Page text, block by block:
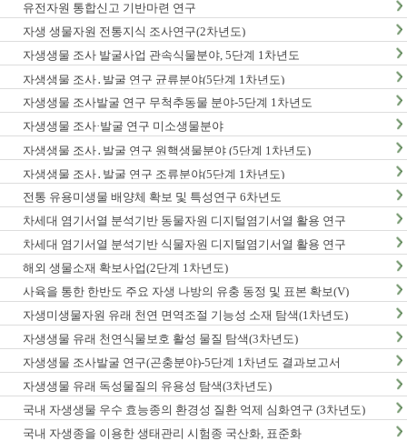
유전자원 통합신고 기반마련 연구
자생 생물자원 전통지식 조사연구(2차년도)
자생생물 조사 발굴사업 관속식물분야, 5단계 1차년도
자생생물 조사․발굴 연구 균류분야(5단계 1차년도)
자생생물 조사발굴 연구 무척추동물 분야-5단계 1차년도
자생생물 조사·발굴 연구 미소생물분야
자생생물 조사․발굴 연구 원핵생물분야 (5단계 1차년도)
자생생물 조사․발굴 연구 조류분야(5단계 1차년도)
전통 유용미생물 배양체 확보 및 특성연구 6차년도
차세대 염기서열 분석기반 동물자원 디지털염기서열 활용 연구
차세대 염기서열 분석기반 식물자원 디지털염기서열 활용 연구
해외 생물소재 확보사업(2단계 1차년도)
사육을 통한 한반도 주요 자생 나방의 유충 동정 및 표본 확보(V)
자생미생물자원 유래 천연 면역조절 기능성 소재 탐색(1차년도)
자생생물 유래 천연식물보호 활성 물질 탐색(3차년도)
자생생물 조사발굴 연구(곤충분야)-5단계 1차년도 결과보고서
자생생물 유래 독성물질의 유용성 탐색(3차년도)
국내 자생생물 우수 효능종의 환경성 질환 억제 심화연구 (3차년도)
국내 자생종을 이용한 생태관리 시험종 국산화, 표준화